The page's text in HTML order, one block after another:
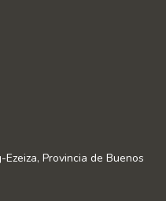
Provincia de Buenos